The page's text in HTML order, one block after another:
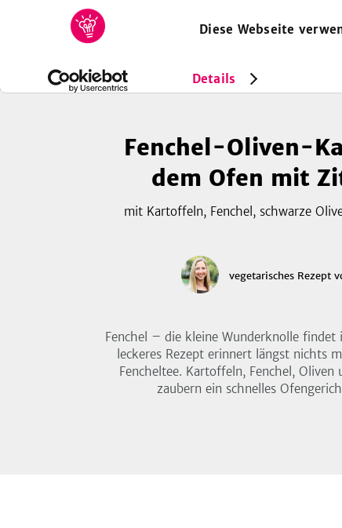
Diese Webseite
Details
REZEPTE SAMMLUNGEN MAGAZIN
Rezepte Vegetarisch Fenchel-Oliven-Kartoffeln aus
Fenchel-Oliven-
dem Ofen mit
mit Kartoffeln, Fenchel, schwarze
vegetarisches Rezept
Fenchel – die kleine Wunderknolle findet
leckeres Rezept erinnert längst nichts
Fencheltee. Kartoffeln, Fenchel, Oliven
zaubern ein schnelles